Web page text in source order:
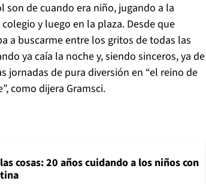
de cuando era niño, jugando a la
y luego en la plaza. Desde que
a buscarme entre los gritos de todas las
ya caía la noche y, siendo sinceros, ya de
jornadas de pura diversión en “el reino de
como dijera Gramsci.
cosas: 20 años cuidando a los niños con